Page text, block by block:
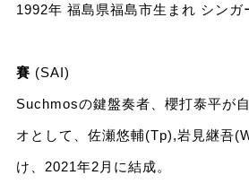
1992年 福島県福島市生まれ シンガ
賽 (SAI)
Suchmosの鍵盤奏者、櫻打泰平が
オとして、佐瀬悠輔(Tp),岩見継吾
け、2021年2月に結成。